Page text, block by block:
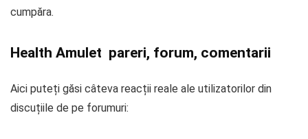
cumpăra.
Health Amulet pareri, forum, comentarii
Aici puteți găsi câteva reacții reale ale utilizatorilor din
discuțiile de pe forumuri: